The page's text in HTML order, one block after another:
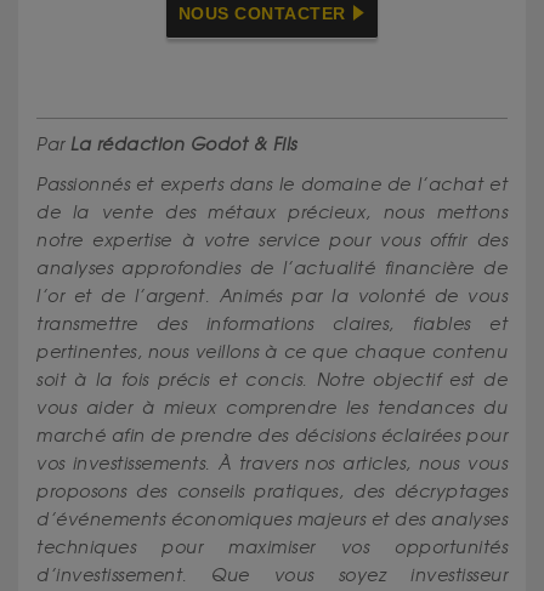
NOUS CONTACTER
Par La rédaction Godot & Fils
Passionnés et experts dans le domaine de l’achat et
de la vente des métaux précieux, nous mettons
notre expertise à votre service pour vous offrir des
analyses approfondies de l’actualité financière de
l’or et de l’argent. Animés par la volonté de vous
transmettre des informations claires, fiables et
pertinentes, nous veillons à ce que chaque contenu
soit à la fois précis et concis. Notre objectif est de
vous aider à mieux comprendre les tendances du
marché afin de prendre des décisions éclairées pour
vos investissements. À travers nos articles, nous vous
proposons des conseils pratiques, des décryptages
d’événements économiques majeurs et des analyses
techniques pour maximiser vos opportunités
d’investissement. Que vous soyez investisseur